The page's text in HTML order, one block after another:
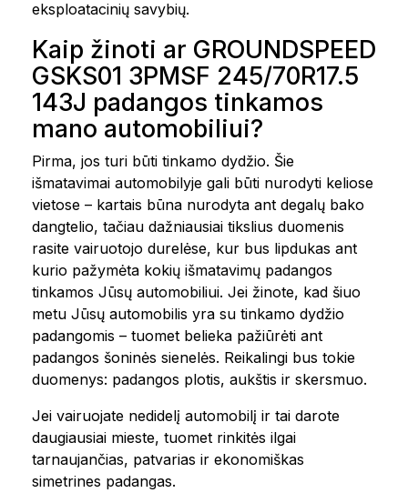
eksploatacinių savybių.
Kaip žinoti ar GROUNDSPEED
GSKS01 3PMSF 245/70R17.5
143J padangos tinkamos
mano automobiliui?
Pirma, jos turi būti tinkamo dydžio. Šie
išmatavimai automobilyje gali būti nurodyti keliose
vietose – kartais būna nurodyta ant degalų bako
dangtelio, tačiau dažniausiai tikslius duomenis
rasite vairuotojo durelėse, kur bus lipdukas ant
kurio pažymėta kokių išmatavimų padangos
tinkamos Jūsų automobiliui. Jei žinote, kad šiuo
metu Jūsų automobilis yra su tinkamo dydžio
padangomis – tuomet belieka pažiūrėti ant
padangos šoninės sienelės. Reikalingi bus tokie
duomenys: padangos plotis, aukštis ir skersmuo.
Jei vairuojate nedidelį automobilį ir tai darote
daugiausiai mieste, tuomet rinkitės ilgai
tarnaujančias, patvarias ir ekonomiškas
simetrines padangas.